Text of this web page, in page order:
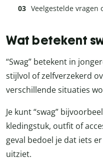
Veelgestelde vragen
Wat betekent
“Swag” betekent in
stijlvol of zelfverzekerd
verschillende situaties
Je kunt “swag”
kledingstuk, outfit of
geval bedoel je dat iets
uitziet.